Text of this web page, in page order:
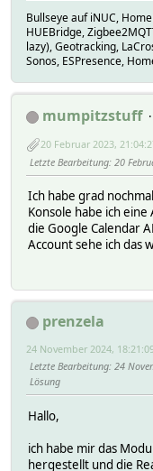
Bullseye auf iNUC,
HUEBridge,
lazy), Geotracking,
Sonos, ESPresence,
mumpitzstuff
20 Februar 2023,
Letzte Bearbeitung: 20
Ich habe grad
Konsole habe ich
die Google Calendar
Account sehe ich das
prenzela
24 November 2024,
Letzte Bearbeitung: 24
Lösung
Hallo,
ich habe mir das
hergestellt und die